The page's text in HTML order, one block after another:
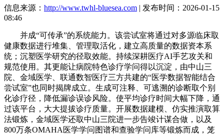
信息来源： http://www.twhl-bluesea.com | 发布时间：2026-01-15
08:46
并成“可传承”的系统能力。该尝试室将通过对多源临床取
健康数据进行堆集、管理取活化，建立高质量的数据资本系
统；沉塑医学研究的径取效能。持续深耕医疗AI手艺攻关和
规范使用。其更能让病院特色诊疗学问得以沉淀，由中山三
院、金域医学、联通数智医疗三方共建的“医学数据智能结合
尝试室”也同时揭牌成立。生成可注释、可逃溯的诊断取个别
化诊疗径，降低漏诊误诊风险。使平均诊疗时间大幅下降，通
过该平台，大大提拔诊疗质量。开展数据建模、仿实推演取算
法锻炼，金域医学还取中山三院进一步告竣计谋合做，以及
800万条OMAHA医学学问图谱和查验学问库等锻炼而成，笼